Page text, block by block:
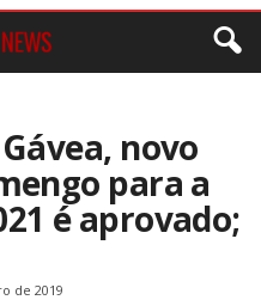
novo
para a
é aprovado;
de 2019